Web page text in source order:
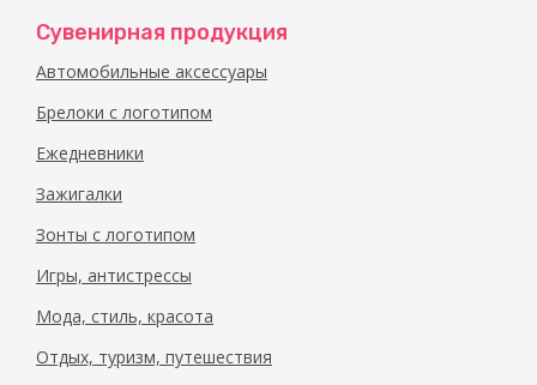
Сувенирная продукция
Автомобильные аксессуары
Брелоки с логотипом
Ежедневники
Зажигалки
Зонты с логотипом
Игры, антистрессы
Мода, стиль, красота
Отдых, туризм, путешествия